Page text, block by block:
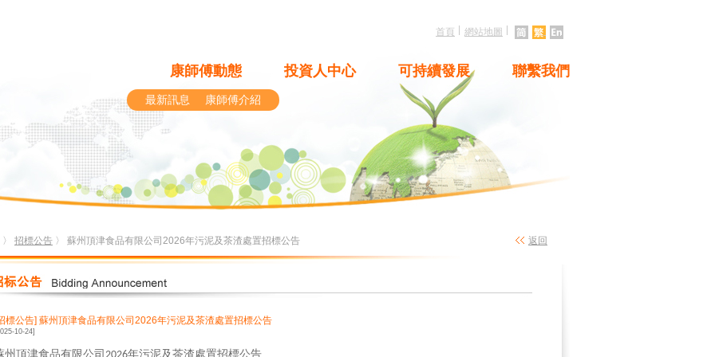
首頁 網站地圖
康師傅動態 投資人中心 可持續發展 聯繫我們
最新訊息 康師傅介紹
〉 招標公告 〉 蘇州頂津食品有限公司2026年污泥及茶渣處置招標公告 返回
標公告] 蘇州頂津食品有限公司2026年污泥及茶渣處置招標公告
10-24]
州頂津食品有限公司 年污泥及茶渣處置招標公告